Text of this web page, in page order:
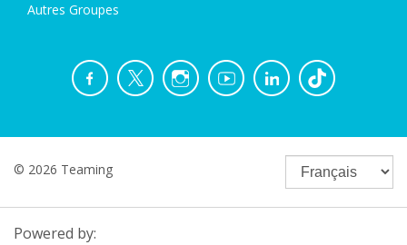
Autres Groupes
© 2026 Teaming
Powered by: